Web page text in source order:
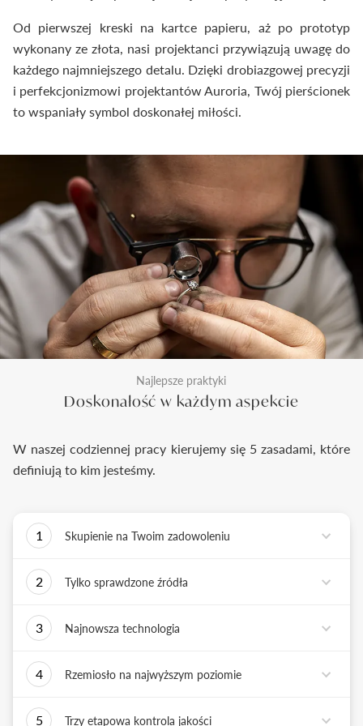
Od pierwszej kreski na kartce papieru, aż po prototyp
wykonany ze złota, nasi projektanci przywiązują uwagę do
każdego najmniejszego detalu. Dzięki drobiazgowej precyzji
i perfekcjonizmowi projektantów Auroria, Twój pierścionek
to wspaniały symbol doskonałej miłości.
Najlepsze praktyki
Doskonałość w każdym aspekcie
W naszej codziennej pracy kierujemy się 5 zasadami, które
definiują to kim jesteśmy.
1
Skupienie na Twoim zadowoleniu
zadanie - dostarczyć Ci biżuterię i doświadczenie,
2
Tylko sprawdzone źródła
sprawdzonych źródłach pochodzenia i
potwierdzone jest wieloletnią obecnością na rynku.
3
Najnowsza technologia
złotniczego z możliwościami najnowszych
4
Rzemiosło na najwyższym poziomie
doskonały. Każdy z naszych złotników, tworzy
5
Trzy etapowa kontrola jakości